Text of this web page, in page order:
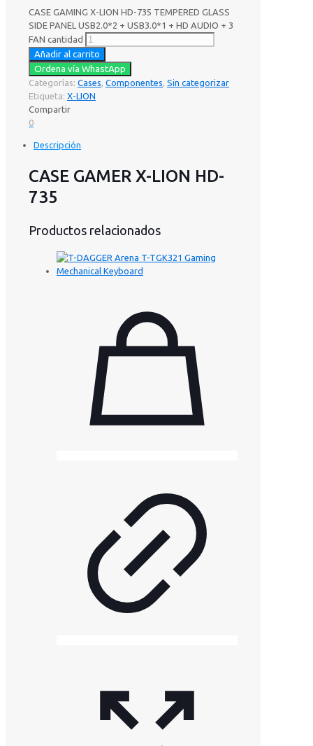
CASE GAMING X-LION HD-735 TEMPERED GLASS
SIDE PANEL USB2.0*2 + USB3.0*1 + HD AUDIO + 3
FAN cantidad
Añadir al carrito
Ordena vía WhastApp
Categorías: Cases, Componentes, Sin categorizar
Etiqueta: X-LION
Compartir
0
Descripción
CASE GAMER X-LION HD-
735
Productos relacionados